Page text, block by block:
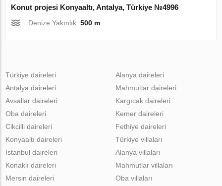
Konut projesi Konyaaltı, Antalya, Türkiye №4996
Denize Yakınlık:500 m
Türkiye daireleri
Antalya daireleri
Avsallar daireleri
Oba daireleri
Cikcilli daireleri
Alanya daireleri
Mahmutlar daireleri
Kargıcak daireleri
Kemer daireleri
Fethiye daireleri
Konyaaltı daireleri
İstanbul daireleri
Konaklı daireleri
Mersin daireleri
Türkiye villaları
Alanya villaları
Mahmutlar villaları
Oba villaları